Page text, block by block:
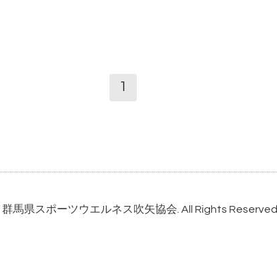
1
群馬県スポーツウエルネス吹矢協会 . All Rights Reserved.